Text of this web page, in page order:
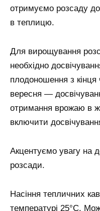
отримуємо розсаду
в теплицю.
Для вирощування
необхідно
плодоношення з кінця
вересня —
отримання врожаю в
включити
Акцентуємо увагу на
розсади.
Насіння тепличних
температурі 25°C.